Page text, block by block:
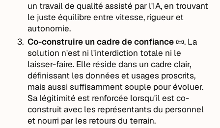
un travail de qualité assisté par l'IA, en trouvant
le juste équilibre entre vitesse, rigueur et
autonomie.
Co-construire un cadre de confiance 📜. La
solution n'est ni l'interdiction totale ni le
laisser-faire. Elle réside dans un cadre clair,
définissant les données et usages proscrits,
mais aussi suffisamment souple pour évoluer.
Sa légitimité est renforcée lorsqu'il est co-
construit avec les représentants du personnel
et nourri par les retours du terrain.